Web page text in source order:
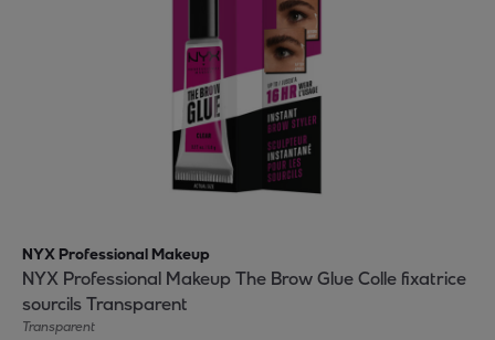
NYX Professional Makeup
NYX Professional Makeup The Brow Glue Colle fixatrice
sourcils Transparent
Transparent